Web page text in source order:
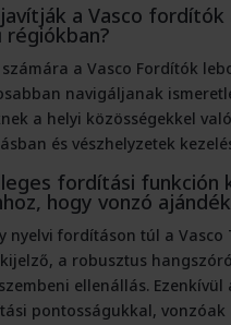
a Vasco
régiókban?
a Vasco Fordítók
navigáljanak
a helyi közösségekkel
és vészhelyzetek
fordítási funkción
hogy vonzó
nyelvi fordításon túl a
a robusztus
ellenállás.
pontosságukkal,